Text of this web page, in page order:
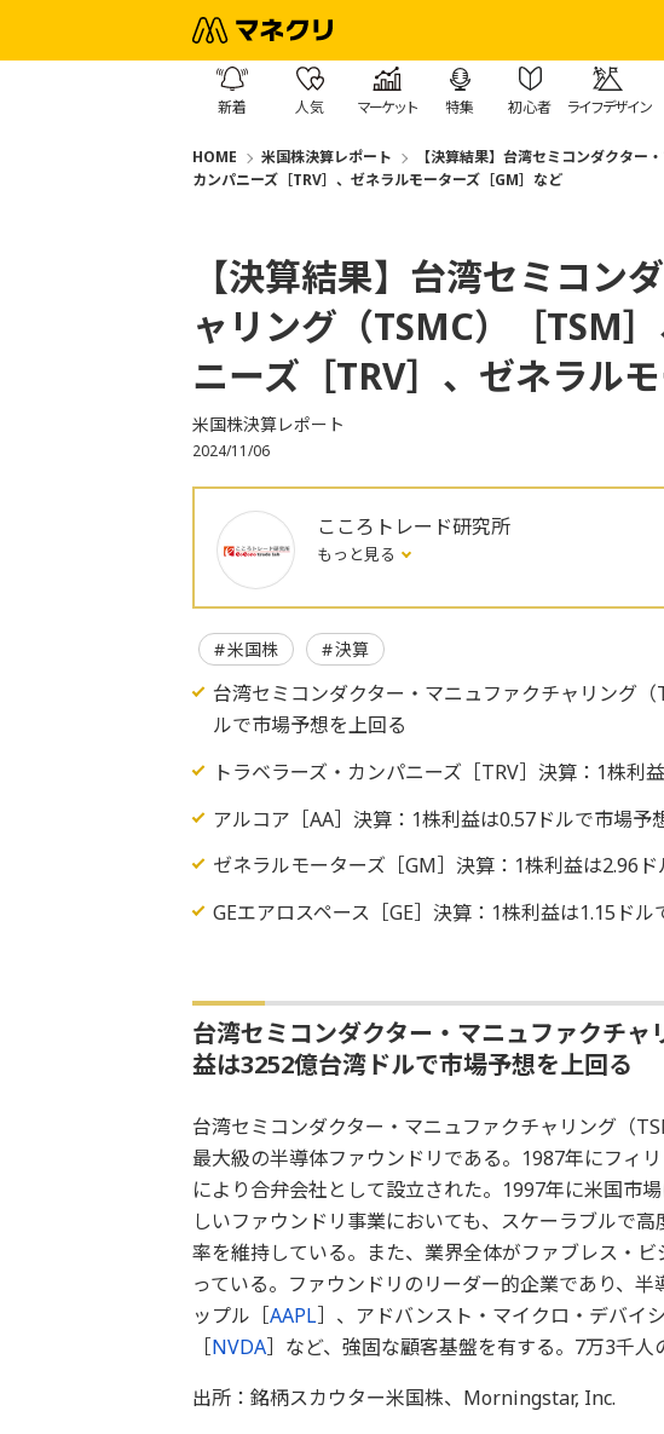
新着 人気 マーケット 特集 初心者 ライフデザイン
HOME 米国株決算レポート
【決算結果】台湾セミコンダクター
カンパニーズ［TRV］、ゼネラルモーターズ［GM］など
【決算結果】台湾セミコン
ャリング（TSMC）［TSM
ニーズ［TRV］、ゼネラル
米国株決算レポート
2024/11/06
こころトレード研究所
もっと見る
米国株 決算
台湾セミコンダクター・マニュファクチャリング
ルで市場予想を上回る
トラベラーズ・カンパニーズ［TRV］決算：1株利
アルコア［AA］決算：1株利益は0.57ドルで市場予
ゼネラルモーターズ［GM］決算：1株利益は2.96
GEエアロスペース［GE］決算：1株利益は1.15ド
台湾セミコンダクター・マニュファクチャ
益は3252億台湾ドルで市場予想を上回る
台湾セミコンダクター・マニュファクチャリング（
最大級の半導体ファウンドリである。1987年にフィ
により合弁会社として設立された。1997年に米国市
しいファウンドリ事業においても、スケーラブルで
率を維持している。また、業界全体がファブレス・
っている。ファウンドリのリーダー的企業であり、
ップル［AAPL］、アドバンスト・マイクロ・デバイ
［NVDA］など、強固な顧客基盤を有する。7万3千人
出所：銘柄スカウター米国株、Morningstar, Inc.